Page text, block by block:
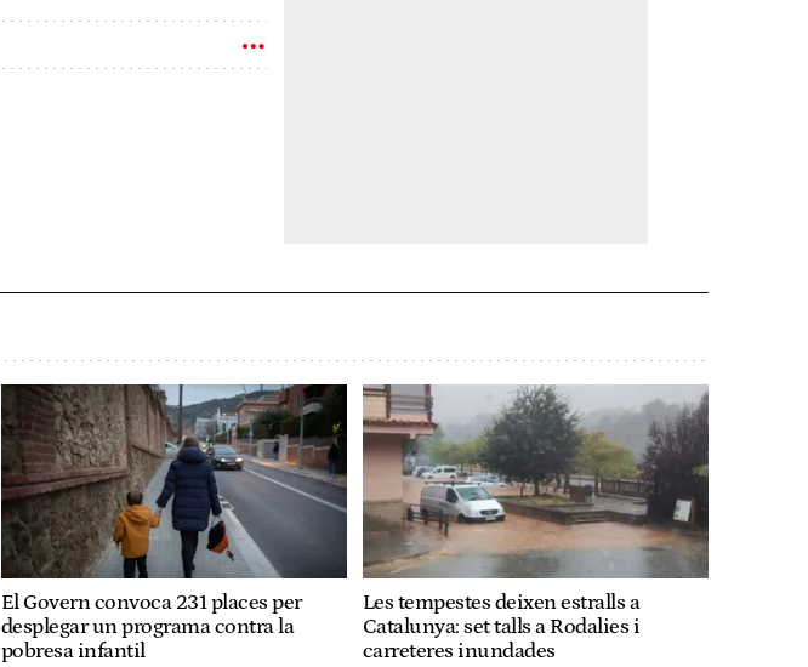
El Govern convoca 231 places per
desplegar un programa contra la
pobresa infantil
Les tempestes deixen estralls a
Catalunya: set talls a Rodalies i
carreteres inundades